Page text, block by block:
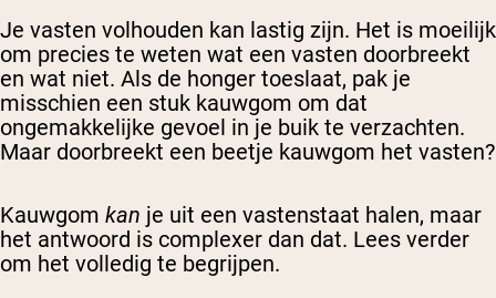
Je vasten volhouden kan lastig zijn. Het is moeilijk
om precies te weten wat een vasten doorbreekt
en wat niet. Als de honger toeslaat, pak je
misschien een stuk kauwgom om dat
ongemakkelijke gevoel in je buik te verzachten.
Maar doorbreekt een beetje kauwgom het vasten?
Kauwgom kan je uit een vastenstaat halen, maar
het antwoord is complexer dan dat. Lees verder
om het volledig te begrijpen.